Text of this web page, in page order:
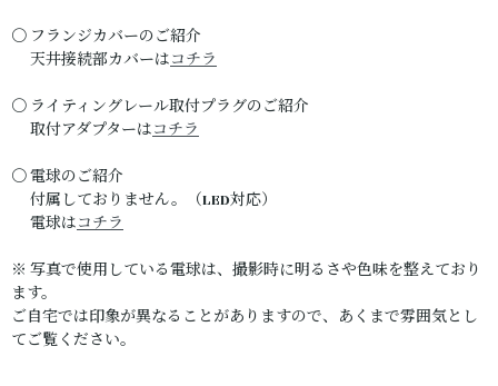
〇 フランジカバーのご紹介
天井接続部カバーはコチラ
〇 ライティングレール取付プラグのご紹介
取付アダプターはコチラ
〇 電球のご紹介
付属しておりません。（LED対応）
電球はコチラ
※ 写真で使用している電球は、撮影時に明るさや色味を整えており
ます。
ご自宅では印象が異なることがありますので、あくまで雰囲気とし
てご覧ください。